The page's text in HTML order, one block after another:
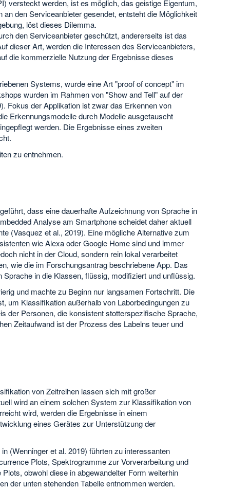
versteckt werden, ist es möglich, das geistige Eigentum,
den Serviceanbieter gesendet, entsteht die Möglichkeit
löst dieses Dilemma.
den Serviceanbieter geschützt, andererseits ist das
dieser Art, werden die Interessen des Serviceanbieters,
die kommerzielle Nutzung der Ergebnisse dieses
Systems, wurde eine Art "proof of concept" im
wurden im Rahmen von "Show and Tell" auf der
Fokus der Applikation ist zwar das Erkennen von
Erkennungsmodelle durch Modelle ausgetauscht
werden. Die Ergebnisse eines zweiten
zu entnehmen.
dass eine dauerhafte Aufzeichnung von Sprache in
Analyse am Smartphone scheidet daher aktuell
(Vasquez et al., 2019). Eine mögliche Alternative zum
wie Alexa oder Google Home sind und immer
nicht in der Cloud, sondern rein lokal verarbeitet
wie die im Forschungsantrag beschriebene App. Das
in die Klassen, flüssig, modifiziert und unflüssig.
und machte zu Beginn nur langsamen Fortschritt. Die
um Klassifikation außerhalb von Laborbedingungen zu
der Personen, die konsistent stotterspezifische Sprache,
Zeitaufwand ist der Prozess des Labelns teuer und
von Zeitreihen lassen sich mit großer
wird an einem solchen System zur Klassifikation von
wird, werden die Ergebnisse in einem
eines Gerätes zur Unterstützung der
(Wenninger et al. 2019) führten zu interessanten
Plots, Spektrogramme zur Vorverarbeitung und
obwohl diese in abgewandelter Form weiterhin
der unten stehenden Tabelle entnommen werden.